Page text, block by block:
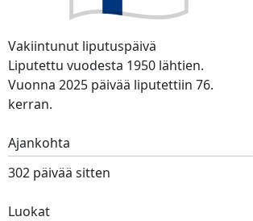
Vakiintunut liputuspäivä
Liputettu vuodesta 1950 lähtien.
Vuonna 2025 päivää liputettiin 76.
kerran.
Ajankohta
302 päivää sitten
Luokat